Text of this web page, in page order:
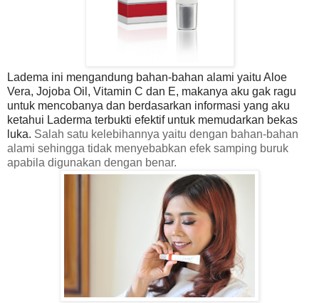
Ladema ini mengandung bahan-bahan alami yaitu Aloe
Vera, Jojoba Oil, Vitamin C dan E, makanya aku gak ragu
untuk mencobanya dan berdasarkan informasi yang aku
ketahui Laderma terbukti efektif untuk memudarkan bekas
luka. Salah satu kelebihannya yaitu dengan bahan-bahan
alami sehingga tidak menyebabkan efek samping buruk
apabila digunakan dengan benar.